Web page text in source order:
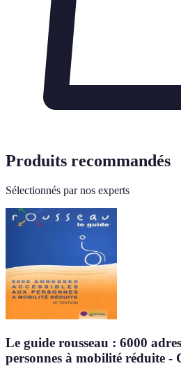
Produits recommandés
Sélectionnés par nos experts
Le guide rousseau : 6000
personnes à mobilité réduite -